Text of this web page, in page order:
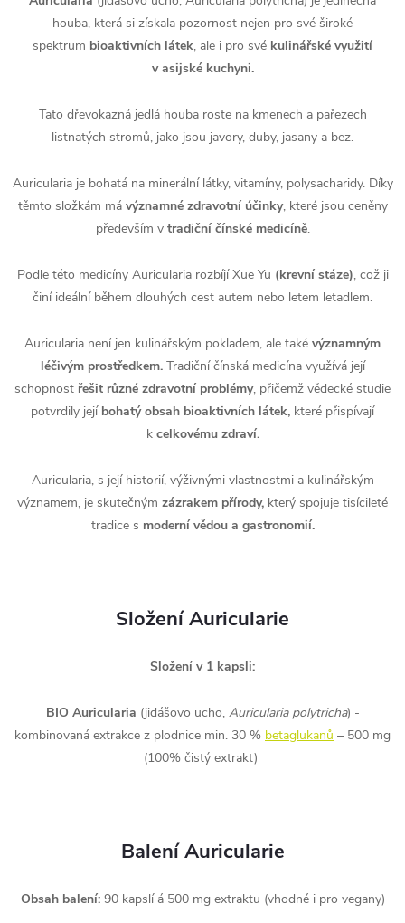
houba, která si získala pozornost nejen pro své široké
spektrum bioaktivních látek, ale i pro své kulinářské využití
v asijské kuchyni.
Tato dřevokazná jedlá houba roste na kmenech a pařezech
listnatých stromů, jako jsou javory, duby, jasany a bez.
Auricularia je bohatá na minerální látky, vitamíny, polysacharidy. Díky
těmto složkám má významné zdravotní účinky, které jsou ceněny
především v tradiční čínské medicíně.
Podle této medicíny Auricularia rozbíjí Xue Yu (krevní stáze), což ji
činí ideální během dlouhých cest autem nebo letem letadlem.
Auricularia není jen kulinářským pokladem, ale také významným
léčivým prostředkem.Tradiční čínská medicína využívá její
schopnost řešit různé zdravotní problémy, přičemž vědecké studie
potvrdily její bohatý obsah bioaktivních látek, které přispívají
k celkovému zdraví.
Auricularia, s její historií, výživnými vlastnostmi a kulinářským
významem, je skutečným zázrakem přírody, který spojuje tisícileté
tradice s moderní vědou a gastronomií.
Složení Auricularie
Složení v 1 kapsli:
BIO Auricularia (jidášovo ucho, Auricularia polytricha) -
kombinovaná extrakce z plodnice min. 30 % betaglukanů – 500 mg
(100% čistý extrakt)
Balení Auricularie
Obsah balení:90 kapslí á 500 mg extraktu (vhodné i pro vegany)